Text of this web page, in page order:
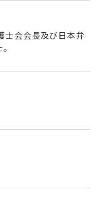
士会会長及び日本弁